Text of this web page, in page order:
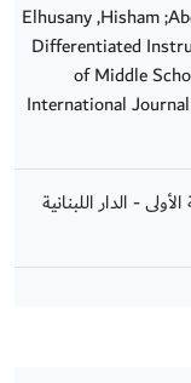
Elhusany ,Hisham
Differentiated
of Middle
International
- الدار اللبنانية